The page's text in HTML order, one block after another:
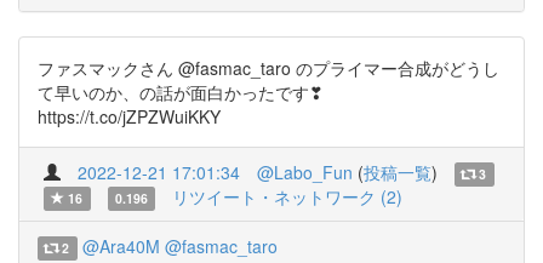
ファスマックさん @fasmac_taro のプライマー合成がどうし
て早いのか、の話が面白かったです❣
https://t.co/jZPZWuiKKY
2022-12-21 17:01:34 @Labo_Fun (投稿一覧)
3
16
0.196 リツイート・ネットワーク (2)
2 @Ara40M @fasmac_taro